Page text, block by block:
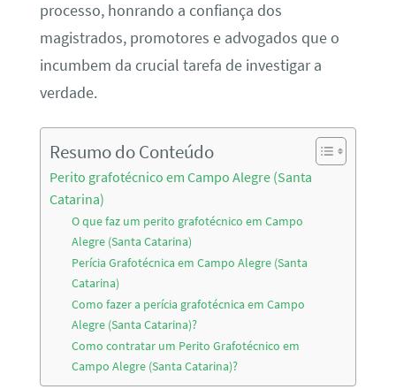
processo, honrando a confiança dos
magistrados, promotores e advogados que o
incumbem da crucial tarefa de investigar a
verdade.
Resumo do Conteúdo
Perito grafotécnico em Campo Alegre (Santa
Catarina)
O que faz um perito grafotécnico em Campo
Alegre (Santa Catarina)
Perícia Grafotécnica em Campo Alegre (Santa
Catarina)
Como fazer a perícia grafotécnica em Campo
Alegre (Santa Catarina)?
Como contratar um Perito Grafotécnico em
Campo Alegre (Santa Catarina)?